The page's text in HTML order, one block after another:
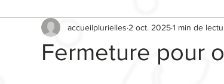
Accès aux droits Numérique
Fermeture pour
accueilplurielles 2 oct. 20251 min de